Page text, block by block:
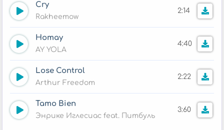
Cry
Rakheemow
2:14
Homay
AY YOLA
4:40
Lose Control
Arthur Freedom
2:22
Tamo Bien
Энрике Иглесиас feat. Питбуль
3:60